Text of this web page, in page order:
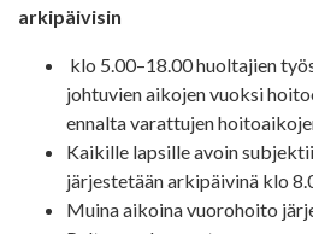
arkipäivisin
klo 5.00–18.00 huoltajien
johtuvien aikojen vuoksi
ennalta varattujen
Kaikille lapsille avoin
järjestetään arkipäivinä klo
Muina aikoina vuorohoito